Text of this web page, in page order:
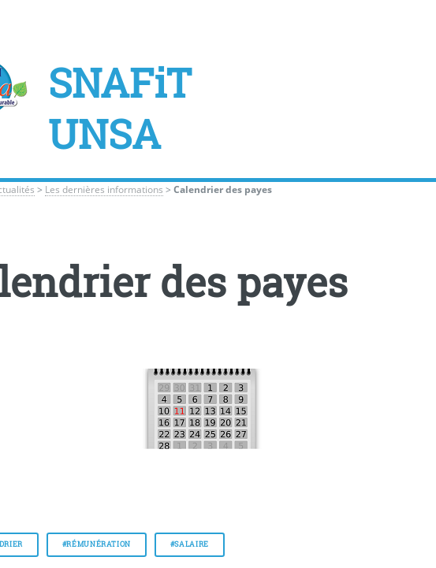
SNAFiT
UNSA
> Les dernières informations >Calendrier des payes
des payes
#RÉMUNÉRATION #SALAIRE